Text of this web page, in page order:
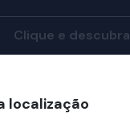
Clique e descubra
localização